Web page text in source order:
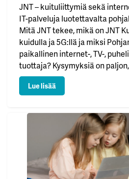
JNT – kuituliittymiä sekä
IT-palveluja luotettavalta
Mitä JNT tekee, mikä on JNT
kuidulla ja 5G:llä ja miksi
paikallinen internet-, TV-,
tuottaja? Kysymyksiä on
myös vastaukset. JNT
Ab) perustettiin aikanaan
Lue lisää: Mitä on JNT Kuitu?